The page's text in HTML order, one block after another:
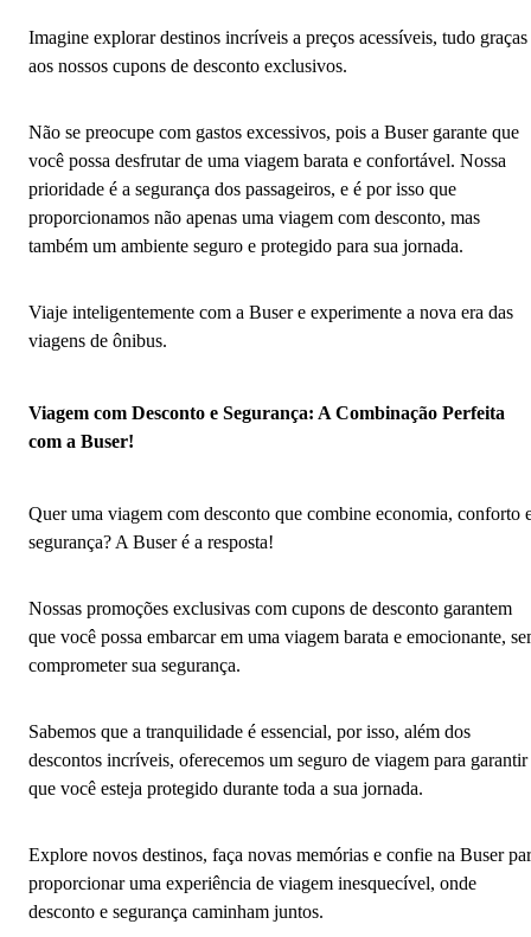
Imagine explorar destinos incríveis a preços acessíveis, tudo graças
aos nossos cupons de desconto exclusivos.
Não se preocupe com gastos excessivos, pois a Buser garante que
você possa desfrutar de uma viagem barata e confortável. Nossa
prioridade é a segurança dos passageiros, e é por isso que
proporcionamos não apenas uma viagem com desconto, mas
também um ambiente seguro e protegido para sua jornada.
Viaje inteligentemente com a Buser e experimente a nova era das
viagens de ônibus.
Viagem com Desconto e Segurança: A Combinação Perfeita
com a Buser!
Quer uma viagem com desconto que combine economia, conforto
segurança? A Buser é a resposta!
Nossas promoções exclusivas com cupons de desconto garantem
que você possa embarcar em uma viagem barata e emocionante,
comprometer sua segurança.
Sabemos que a tranquilidade é essencial, por isso, além dos
descontos incríveis, oferecemos um seguro de viagem para garantir
que você esteja protegido durante toda a sua jornada.
Explore novos destinos, faça novas memórias e confie na Buser
proporcionar uma experiência de viagem inesquecível, onde
desconto e segurança caminham juntos.